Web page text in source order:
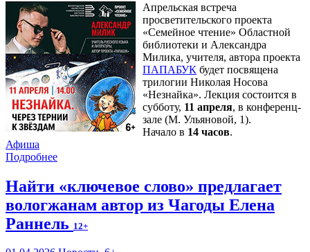
Апрельская встреча
просветительского проекта
«Семейное чтение» Областной
библиотеки и Александра
Милика, учителя, автора проекта
ПАПАБУК будет посвящена
трилогии Николая Носова
«Незнайка». Лекция состоится в
субботу, 11 апреля, в конференц-
зале (М. Ульяновой, 1).
Начало в 14 часов.
Афиша
Подробнее
Найти «ключевое слово» предлагает
вологжанам автор из Чагоды Елена
Раннель 12+